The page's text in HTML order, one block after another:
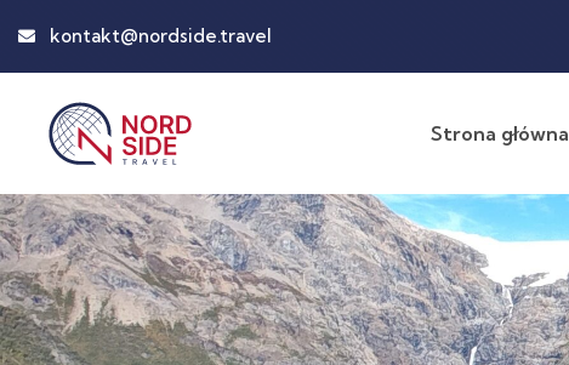
kontakt@nordside.travel
Strona główna